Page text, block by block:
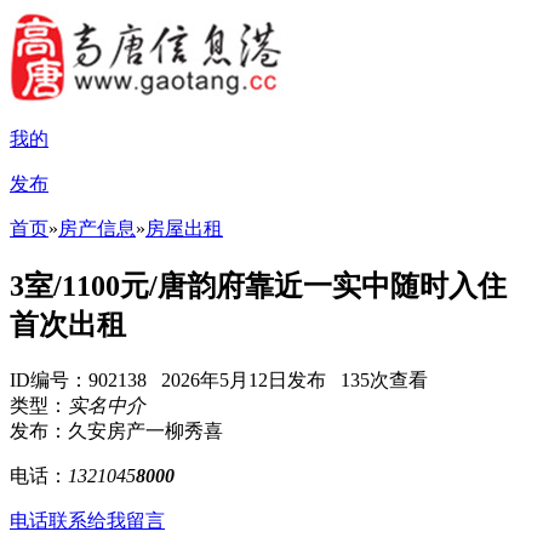
我的
发布
首页»房产信息»房屋出租
3室/1100元/唐韵府靠近一实中随时入住
首次出租
ID编号：902138 2026年5月12日发布 135次查看
类型： 实名中介
发布：久安房产一柳秀喜
电话： 13210458000
电话联系给我留言